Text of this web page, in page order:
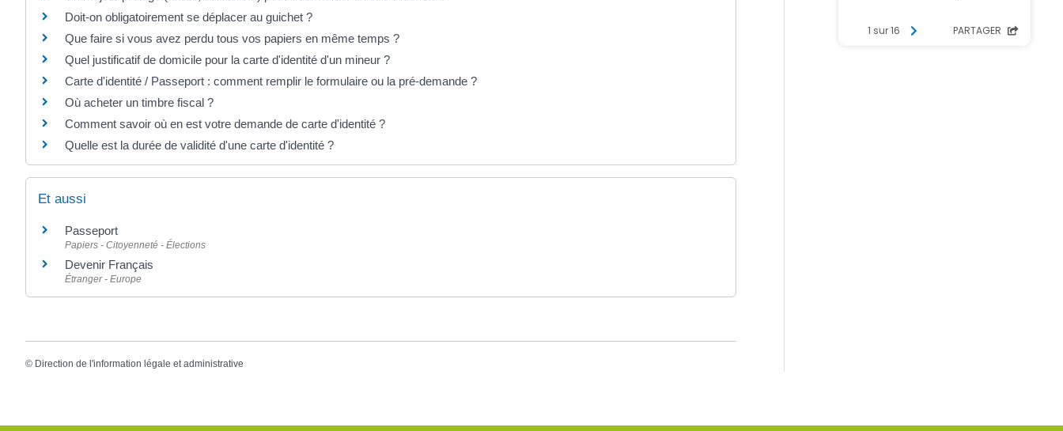
Doit-on obligatoirement se déplacer au guichet ?
Que faire si vous avez perdu tous vos papiers en même temps ?
Quel justificatif de domicile pour la carte d'identité d'un mineur ?
Carte d'identité / Passeport : comment remplir le formulaire ou la pré-demande ?
Où acheter un timbre fiscal ?
Comment savoir où en est votre demande de carte d'identité ?
Quelle est la durée de validité d'une carte d'identité ?
Et aussi
Passeport
Papiers - Citoyenneté - Élections
Devenir Français
Étranger - Europe
© Direction de l'information légale et administrative